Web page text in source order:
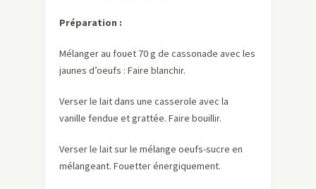
Préparation :
Mélanger au fouet 70 g de cassonade avec les
jaunes d’oeufs : Faire blanchir.
Verser le lait dans une casserole avec la
vanille fendue et grattée. Faire bouillir.
Verser le lait sur le mélange oeufs-sucre en
mélangeant. Fouetter énergiquement.